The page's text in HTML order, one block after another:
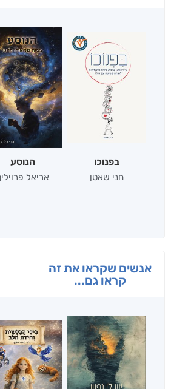
בפנוכו
חני שאטן
הנוסע
אריאל
אנשים שקראו את זה
קראו גם...